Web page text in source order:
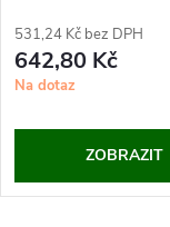
531,24 Kč bez DPH
642,80 Kč
Na dotaz
ZOBRAZIT